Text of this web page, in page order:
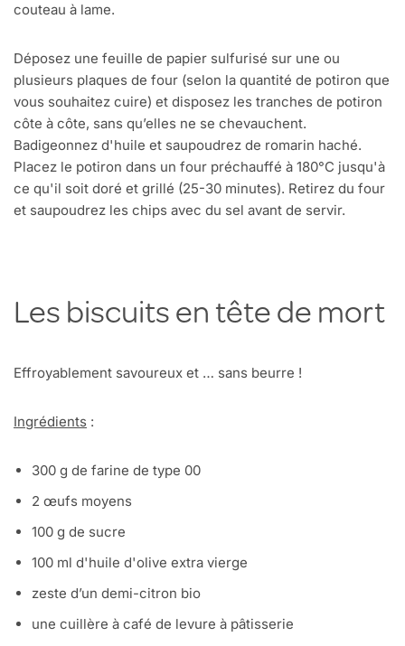
couteau à lame.
Déposez une feuille de papier sulfurisé sur une ou
plusieurs plaques de four (selon la quantité de potiron que
vous souhaitez cuire) et disposez les tranches de potiron
côte à côte, sans qu’elles ne se chevauchent.
Badigeonnez d'huile et saupoudrez de romarin haché.
Placez le potiron dans un four préchauffé à 180°C jusqu'à
ce qu'il soit doré et grillé (25-30 minutes). Retirez du four
et saupoudrez les chips avec du sel avant de servir.
Les biscuits en tête de mort
Effroyablement savoureux et … sans beurre !
Ingrédients :
300 g de farine de type 00
2 œufs moyens
100 g de sucre
100 ml d'huile d'olive extra vierge
zeste d’un demi-citron bio
une cuillère à café de levure à pâtisserie